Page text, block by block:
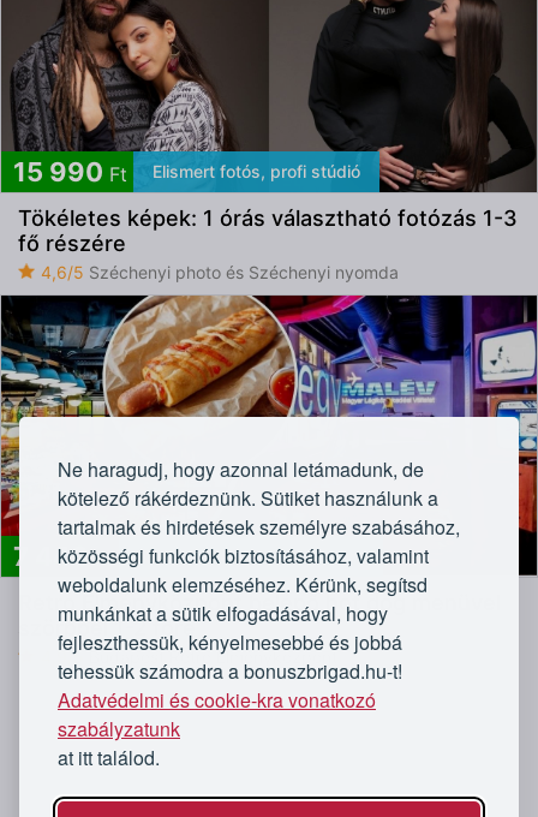
Ne haragudj, hogy azonnal letámadunk, de
kötelező rákérdeznünk. Sütiket használunk a
tartalmak és hirdetések személyre szabásához,
közösségi funkciók biztosításához, valamint
weboldalunk elemzéséhez. Kérünk, segítsd
munkánkat a sütik elfogadásával, hogy
fejleszthessük, kényelmesebbé és jobbá
tehessük számodra a bonuszbrigad.hu-t!
Adatvédelmi és cookie-kra vonatkozó
szabályzatunk
at itt találod.
15 990 Ft Elismert fotós, profi stúdió
Tökéletes képek: 1 órás választható fotózás 1-3
fő részére
4,6/5 Széchenyi photo és Széchenyi nyomda
7 440Ft Rengeteg élmény, 3 szinten!
Retro Élményközpont belépő hot dog menüvel
szörppel 1-2 főre
4,9/5Budapest Retro Élményközpont